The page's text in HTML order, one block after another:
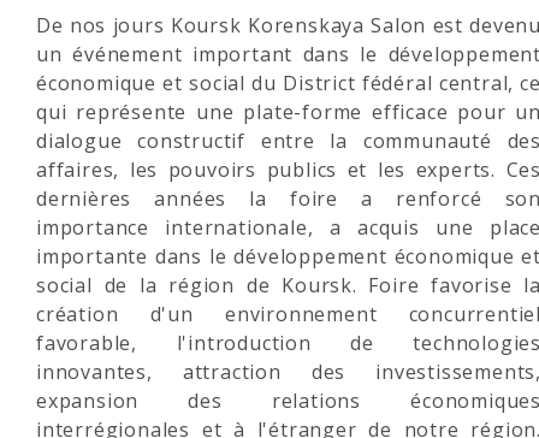
De nos jours Koursk Korenskaya Salon est
un événement important dans le
économique et social du District fédéral central,
qui représente une plate-forme efficace pour
dialogue constructif entre la communauté
affaires, les pouvoirs publics et les experts.
dernières années la foire a renforcé
importance internationale, a acquis une
importante dans le développement économique
social de la région de Koursk. Foire favorise
création d'un environnement
favorable, l'introduction de
innovantes, attraction des
expansion des relations
interrégionales et à l'étranger de notre